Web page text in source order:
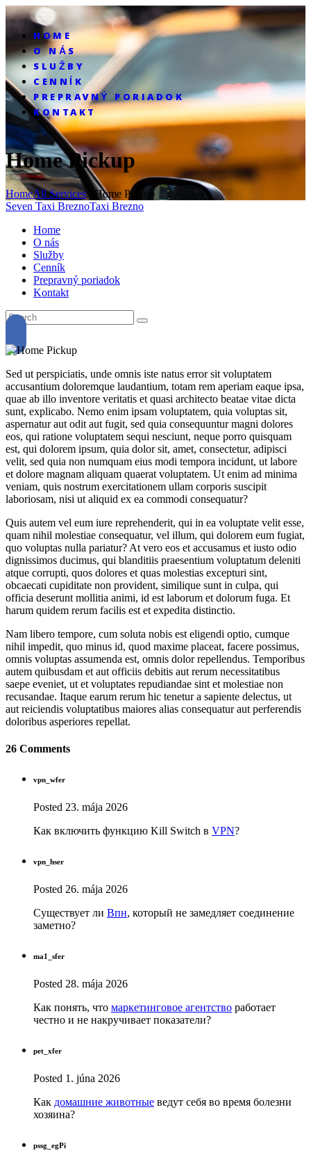
HOME
O NÁS
SLUŽBY
CENNÍK
PREPRAVNÝ PORIADOK
KONTAKT
Home Pickup
HomeAll Services... Home Pickup
Seven Taxi BreznoTaxi Brezno
Home
O nás
Služby
Cenník
Prepravný poriadok
Kontakt
Sed ut perspiciatis, unde omnis iste natus error sit voluptatem
accusantium doloremque laudantium, totam rem aperiam eaque ipsa,
quae ab illo inventore veritatis et quasi architecto beatae vitae dicta
sunt, explicabo. Nemo enim ipsam voluptatem, quia voluptas sit,
aspernatur aut odit aut fugit, sed quia consequuntur magni dolores
eos, qui ratione voluptatem sequi nesciunt, neque porro quisquam
est, qui dolorem ipsum, quia dolor sit, amet, consectetur, adipisci
velit, sed quia non numquam eius modi tempora incidunt, ut labore
et dolore magnam aliquam quaerat voluptatem. Ut enim ad minima
veniam, quis nostrum exercitationem ullam corporis suscipit
laboriosam, nisi ut aliquid ex ea commodi consequatur?
Quis autem vel eum iure reprehenderit, qui in ea voluptate velit esse,
quam nihil molestiae consequatur, vel illum, qui dolorem eum fugiat,
quo voluptas nulla pariatur? At vero eos et accusamus et iusto odio
dignissimos ducimus, qui blanditiis praesentium voluptatum deleniti
atque corrupti, quos dolores et quas molestias excepturi sint,
obcaecati cupiditate non provident, similique sunt in culpa, qui
officia deserunt mollitia animi, id est laborum et dolorum fuga. Et
harum quidem rerum facilis est et expedita distinctio.
Nam libero tempore, cum soluta nobis est eligendi optio, cumque
nihil impedit, quo minus id, quod maxime placeat, facere possimus,
omnis voluptas assumenda est, omnis dolor repellendus. Temporibus
autem quibusdam et aut officiis debitis aut rerum necessitatibus
saepe eveniet, ut et voluptates repudiandae sint et molestiae non
recusandae. Itaque earum rerum hic tenetur a sapiente delectus, ut
aut reiciendis voluptatibus maiores alias consequatur aut perferendis
doloribus asperiores repellat.
26 Comments
vpn_wfer
Posted 23. mája 2026
Как включить функцию Kill Switch в VPN?
vpn_hser
Posted 26. mája 2026
Существует ли Впн, который не замедляет соединение
заметно?
ma1_sfer
Posted 28. mája 2026
Как понять, что маркетинговое агентство работает
честно и не накручивает показатели?
pet_xfer
Posted 1. júna 2026
Как домашние животные ведут себя во время болезни
хозяина?
pssg_egPi